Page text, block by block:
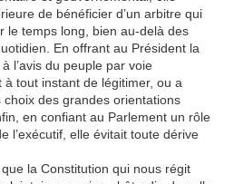
de bénéficier d’un arbitre qui
le temps long, bien au-delà des
En offrant au Président la
l’avis du peuple par voie
tout instant de légitimer, ou a
des grandes orientations
en confiant au Parlement un rôle
l’exécutif, elle évitait toute dérive
la Constitution qui nous régit